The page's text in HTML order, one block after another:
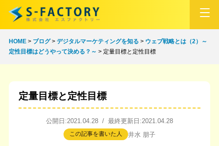
HOME> ブログ> デジタルマーケティングを知る > ウェブ戦略とは（2）～
定性目標はどうやって決める？～ > 定量目標と定性目標
定量目標と定性目標
公開日:2021.04.28 / 最終更新日:2021.04.28
この記事を書いた人 井水 朋子